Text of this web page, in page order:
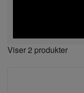
Viser 2 produkter